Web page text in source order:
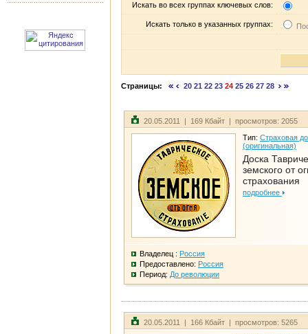
Искать во всех группах ключевых слов:
Искать только в указанных группах:
Страницы: 20 21 22 23 24 25 26 27 28
20.05.2011 | 169 Кбайт | просмотров: 2055
Тип: Страховая
(оригинальная)
Доска
земского от
страхования
подробнее
Владелец : Россия
Предоставлено: Россия
Период: До революции
20.05.2011 | 166 Кбайт | просмотров: 5265